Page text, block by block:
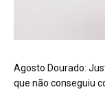
Agosto Dourado:
que não conseguiu